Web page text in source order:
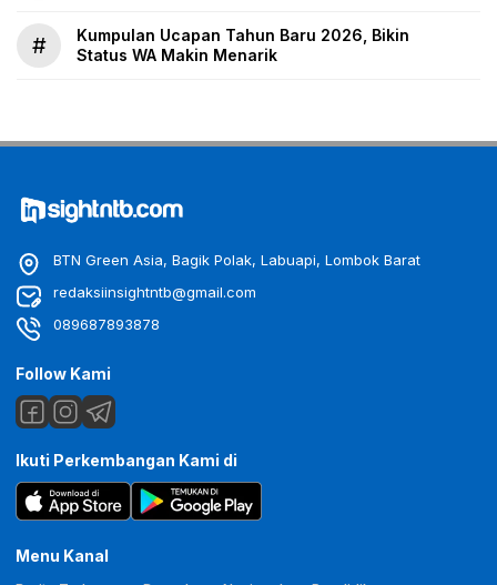
#
Kumpulan Ucapan Tahun Baru 2026, Bikin
Status WA Makin Menarik
BTN Green Asia, Bagik Polak, Labuapi, Lombok Barat
redaksiinsightntb@gmail.com
089687893878
Follow Kami
Ikuti Perkembangan Kami di
Menu Kanal